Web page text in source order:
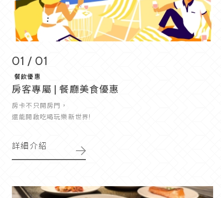
01 / 01
餐飲優惠
房客專屬 | 餐廳美食優惠
房卡不只開房門，
還能開啟吃喝玩樂新世界!
詳細介紹